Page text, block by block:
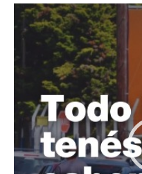
Reproductor
de
vídeo